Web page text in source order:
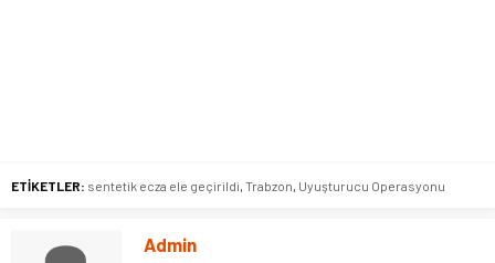
ETİKETLER: sentetik ecza ele geçirildi, Trabzon, Uyuşturucu Operasyonu
Admin